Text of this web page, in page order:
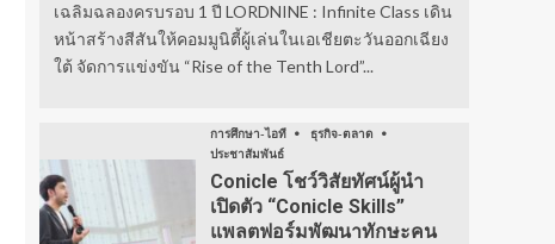
เฉลิมฉลองครบรอบ 1 ปี LORDNINE : Infinite Class เดิน
หน้าสร้างสีสันให้คอมมูนิตี้ผู้เล่นในเอเชียตะวันออกเฉียง
ใต้ จัดการแข่งขัน “Rise of the Tenth Lord”...
การศึกษา-ไอที
ธุรกิจ-ตลาด
ประชาสัมพันธ์
Conicle โชว์วิสัยทัศน์ผู้นำ
เปิดตัว “Conicle Skills”
แพลตฟอร์มพัฒนาทักษะคน